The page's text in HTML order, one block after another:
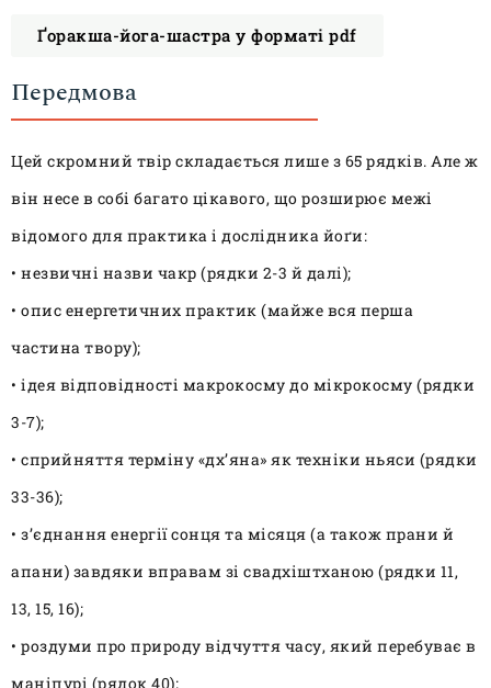
Ґоракша-йога-шастра у форматі pdf
Передмова
Цей скромний твір складається лише з 65 рядків. Але ж
він несе в собі багато цікавого, що розширює межі
відомого для практика і дослідника йоґи:
• незвичні назви чакр (рядки 2-3 й далі);
• опис енергетичних практик (майже вся перша
частина твору);
• ідея відповідності макрокосму до мікрокосму (рядки
3-7);
• сприйняття терміну «дх’яна» як техніки ньяси (рядки
33-36);
• з’єднання енергії сонця та місяця (а також прани й
апани) завдяки вправам зі свадхіштханою (рядки 11,
13, 15, 16);
• роздуми про природу відчуття часу, який перебуває в
маніпурі (рядок 40);